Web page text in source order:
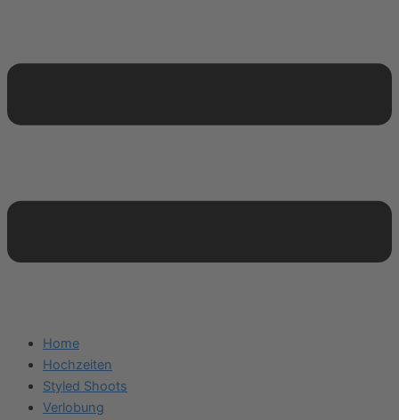
Home
Hochzeiten
Styled Shoots
Verlobung